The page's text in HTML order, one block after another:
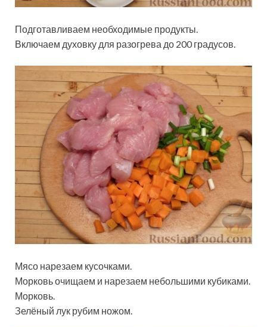
Подготавливаем необходимые продукты.
Включаем духовку для разогрева до 200 градусов.
Мясо нарезаем кусочками.
Морковь очищаем и нарезаем небольшими кубиками.
Морковь.
Зелёный лук рубим ножом.